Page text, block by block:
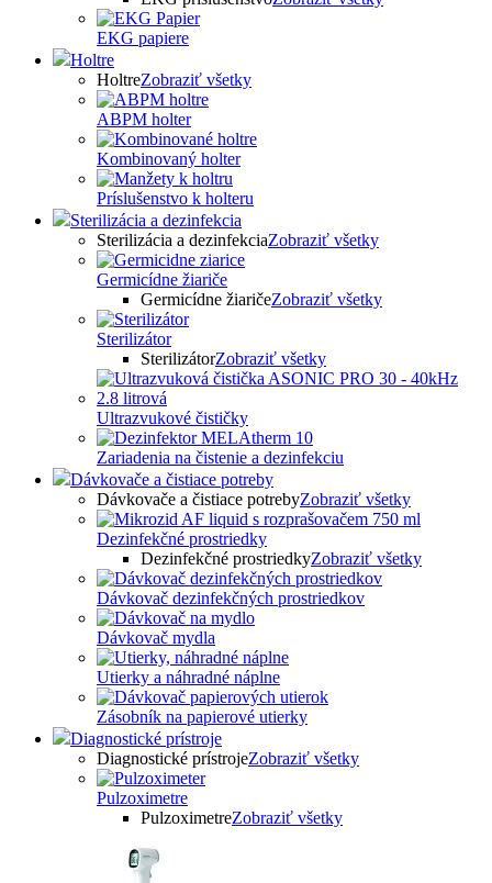
EKG papiere
Holtre
HoltreZobraziť všetky
ABPM holter
Kombinovaný holter
Príslušenstvo k holteru
Sterilizácia a dezinfekcia
Sterilizácia a dezinfekciaZobraziť všetky
Germicídne žiariče
Germicídne žiaričeZobraziť všetky
Sterilizátor
SterilizátorZobraziť všetky
Ultrazvukové čističky
Zariadenia na čistenie a dezinfekciu
Dávkovače a čistiace potreby
Dávkovače a čistiace potrebyZobraziť všetky
Dezinfekčné prostriedky
Dezinfekčné prostriedkyZobraziť všetky
Dávkovač dezinfekčných prostriedkov
Dávkovač mydla
Utierky a náhradné náplne
Zásobník na papierové utierky
Diagnostické prístroje
Diagnostické prístrojeZobraziť všetky
Pulzoximetre
PulzoximetreZobraziť všetky